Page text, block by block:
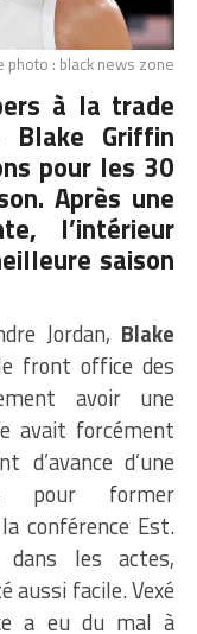
photo : black news zone
à la trade
Blake Griffin
pour les 30
Après une
l’intérieur
saison
Jordan, Blake
front office des
avoir une
avait forcément
d’avance d’une
pour former
conférence Est.
les actes,
aussi facile. Vexé
a eu du mal à